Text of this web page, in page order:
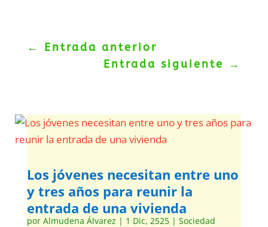
← Entrada anterior
Entrada siguiente
→
Los jóvenes necesitan entre uno
y tres años para reunir la
entrada de una vivienda
por Almudena Álvarez | 1 Dic, 2525| Sociedad